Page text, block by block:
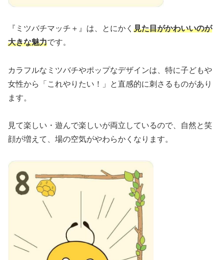
『ミツバチマッチ＋』は、とにかく 見た目がかわいいのが
大きな魅力です。
カラフルなミツバチやポップなデザインは、特に子どもや
女性から「これやりたい！」と直感的に刺さるものがあり
ます。
見て楽しい・遊んで楽しいが両立しているので、自然と笑
顔が増えて、場の空気がやわらかくなります。